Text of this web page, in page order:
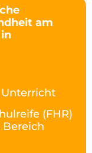
am
Unterricht
(FHR)